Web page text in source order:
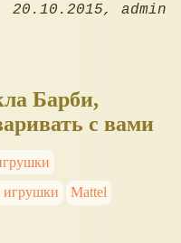
20.10.2015 admin
Барби,
с вами
игрушки Mattel